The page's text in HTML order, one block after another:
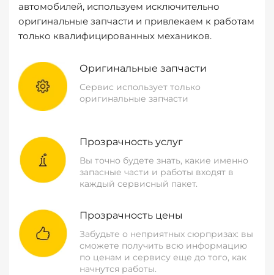
автомобилей, используем исключительно
оригинальные запчасти и привлекаем к работам
только квалифицированных механиков.
Оригинальные запчасти
Сервис использует только
оригинальные запчасти
Прозрачность услуг
Вы точно будете знать, какие именно
запасные части и работы входят в
каждый сервисный пакет.
Прозрачность цены
Забудьте о неприятных сюрпризах: вы
сможете получить всю информацию
по ценам и сервису еще до того, как
начнутся работы.